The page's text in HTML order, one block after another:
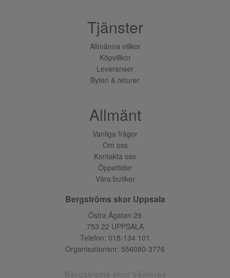
Tjänster
Allmänna villkor
Köpvillkor
Leveranser
Byten & returer
Allmänt
Vanliga frågor
Om oss
Kontakta oss
Öppettider
Våra butiker
Bergströms skor Uppsala
Östra Ågatan 29
753 22 UPPSALA
Telefon: 018-134 101
Organisationsnr: 556080-3776